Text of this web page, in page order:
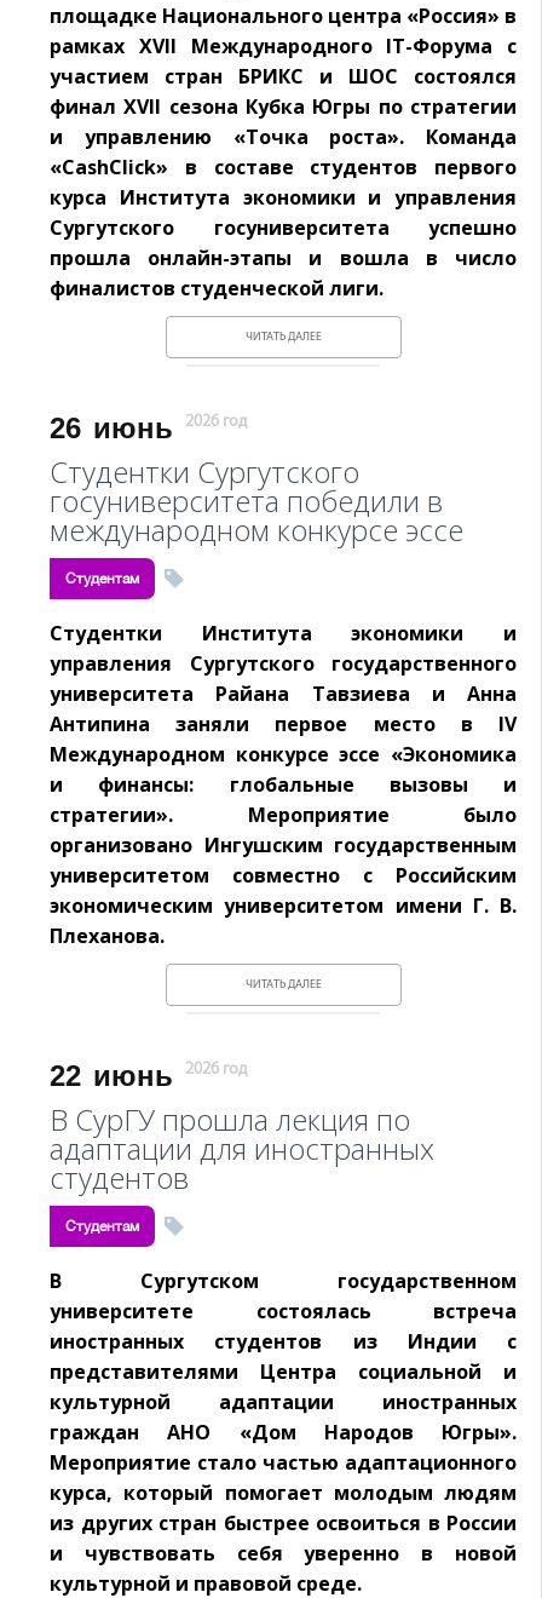
площадке Национального центра «Россия» в
рамках XVII Международного IT-Форума с
участием стран БРИКС и ШОС состоялся
финал XVII сезона Кубка Югры по стратегии
и управлению «Точка роста». Команда
«CashClick» в составе студентов первого
курса Института экономики и управления
Сургутского госуниверситета успешно
прошла онлайн-этапы и вошла в число
финалистов студенческой лиги.
ЧИТАТЬ ДАЛЕЕ
26 июнь 2026 год
Студентки Сургутского
госуниверситета победили в
международном конкурсе эссе
Студентам
Студентки Института экономики и
управления Сургутского государственного
университета Райана Тавзиева и Анна
Антипина заняли первое место в IV
Международном конкурсе эссе «Экономика
и финансы: глобальные вызовы и
стратегии». Мероприятие было
организовано Ингушским государственным
университетом совместно с Российским
экономическим университетом имени Г. В.
Плеханова.
ЧИТАТЬ ДАЛЕЕ
22 июнь 2026 год
В СурГУ прошла лекция по
адаптации для иностранных
студентов
Студентам
В Сургутском государственном
университете состоялась встреча
иностранных студентов из Индии с
представителями Центра социальной и
культурной адаптации иностранных
граждан АНО «Дом Народов Югры».
Мероприятие стало частью адаптационного
курса, который помогает молодым людям
из других стран быстрее освоиться в России
и чувствовать себя уверенно в новой
культурной и правовой среде.